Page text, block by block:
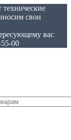
свои
вас
00